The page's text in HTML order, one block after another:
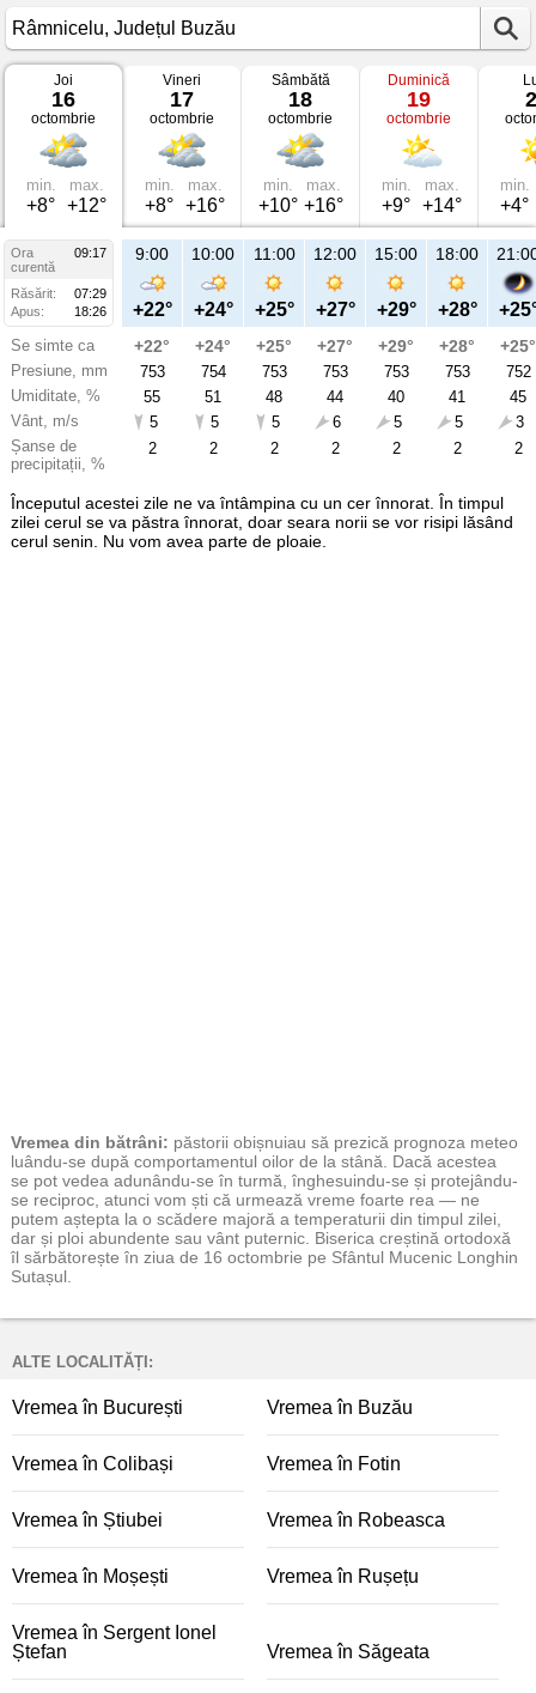
Vremea
Râmnicelu
16
octombrie
2025
Județul
Buzău
Joi
16
octombrie
min.
+8°
max.
+12°
Vineri
17
octombrie
min.
+8°
max.
+16°
Sâmbătă
18
octombrie
min.
+10°
max.
+16°
Duminică
19
octombrie
min.
+9°
max.
+14°
min.
+4°
Ora
09:17
curentă
Răsărit:
07:29
Apus:
18:26
Se simte ca
Presiune, mm
Umiditate, %
Vânt, m/s
Șanse de
precipitații, %
9:00
+22°
+22°
753
55
5
2
10:00
+24°
+24°
754
51
5
2
11:00
+25°
+25°
753
48
5
2
12:00
+27°
+27°
753
44
6
2
15:00
+29°
+29°
753
40
5
2
18:00
+28°
+28°
753
41
5
2
+25°
752
45
3
2
Începutul acestei zile ne va întâmpina cu un cer înnorat. În timpul
zilei cerul se va păstra înnorat, doar seara norii se vor risipi lăsând
cerul senin. Nu vom avea parte de ploaie.
Vremea din bătrâni: păstorii obișnuiau să prezică prognoza meteo
luându-se după comportamentul oilor de la stână. Dacă acestea
se pot vedea adunându-se în turmă, înghesuindu-se și protejându-
se reciproc, atunci vom ști că urmează vreme foarte rea — ne
putem aștepta la o scădere majoră a temperaturii din timpul zilei,
dar și ploi abundente sau vânt puternic. Biserica creștină ortodoxă
îl sărbătorește în ziua de 16 octombrie pe Sfântul Mucenic Longhin
Sutașul.
ALTE LOCALITĂȚI:
Vremea în București Vremea în Buzău
Vremea în Colibași Vremea în Fotin
Vremea în Știubei Vremea în Robeasca
Vremea în Moșești Vremea în Rușețu
Vremea în Sergent Ionel
Ștefan
Vremea în Săgeata